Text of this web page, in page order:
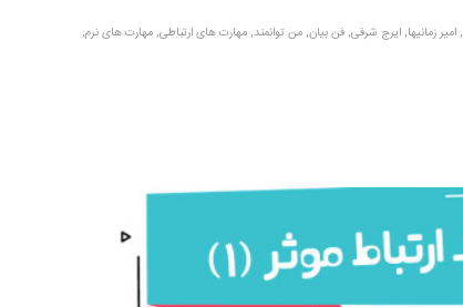
,امیر زمانیها,ایرج شرفی,فن بیان,من توانمند,مهارت های ارتباطی,مهارت های نرم,